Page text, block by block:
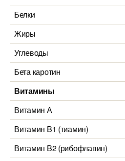
Белки
Жиры
Углеводы
Бета каротин
Витамины
Витамин А
Витамин B1 (тиамин)
Витамин B2 (рибофлавин)